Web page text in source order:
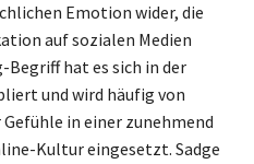
Emotion wider, die
auf sozialen Medien
hat es sich in der
und wird häufig von
in einer zunehmend
Kultur eingesetzt. Sadge